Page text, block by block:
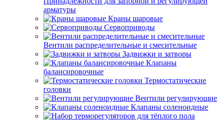
арматуры
Краны шаровые
Сервоприводы
Вентили распределительные и смесительные
Задвижки и затворы
Клапаны
балансировочные
Термостатические
головки
Вентили регулирующие
Клапаны соленоидные